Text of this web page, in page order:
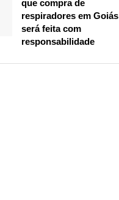
que compra de
respiradores em Goiás
será feita com
responsabilidade